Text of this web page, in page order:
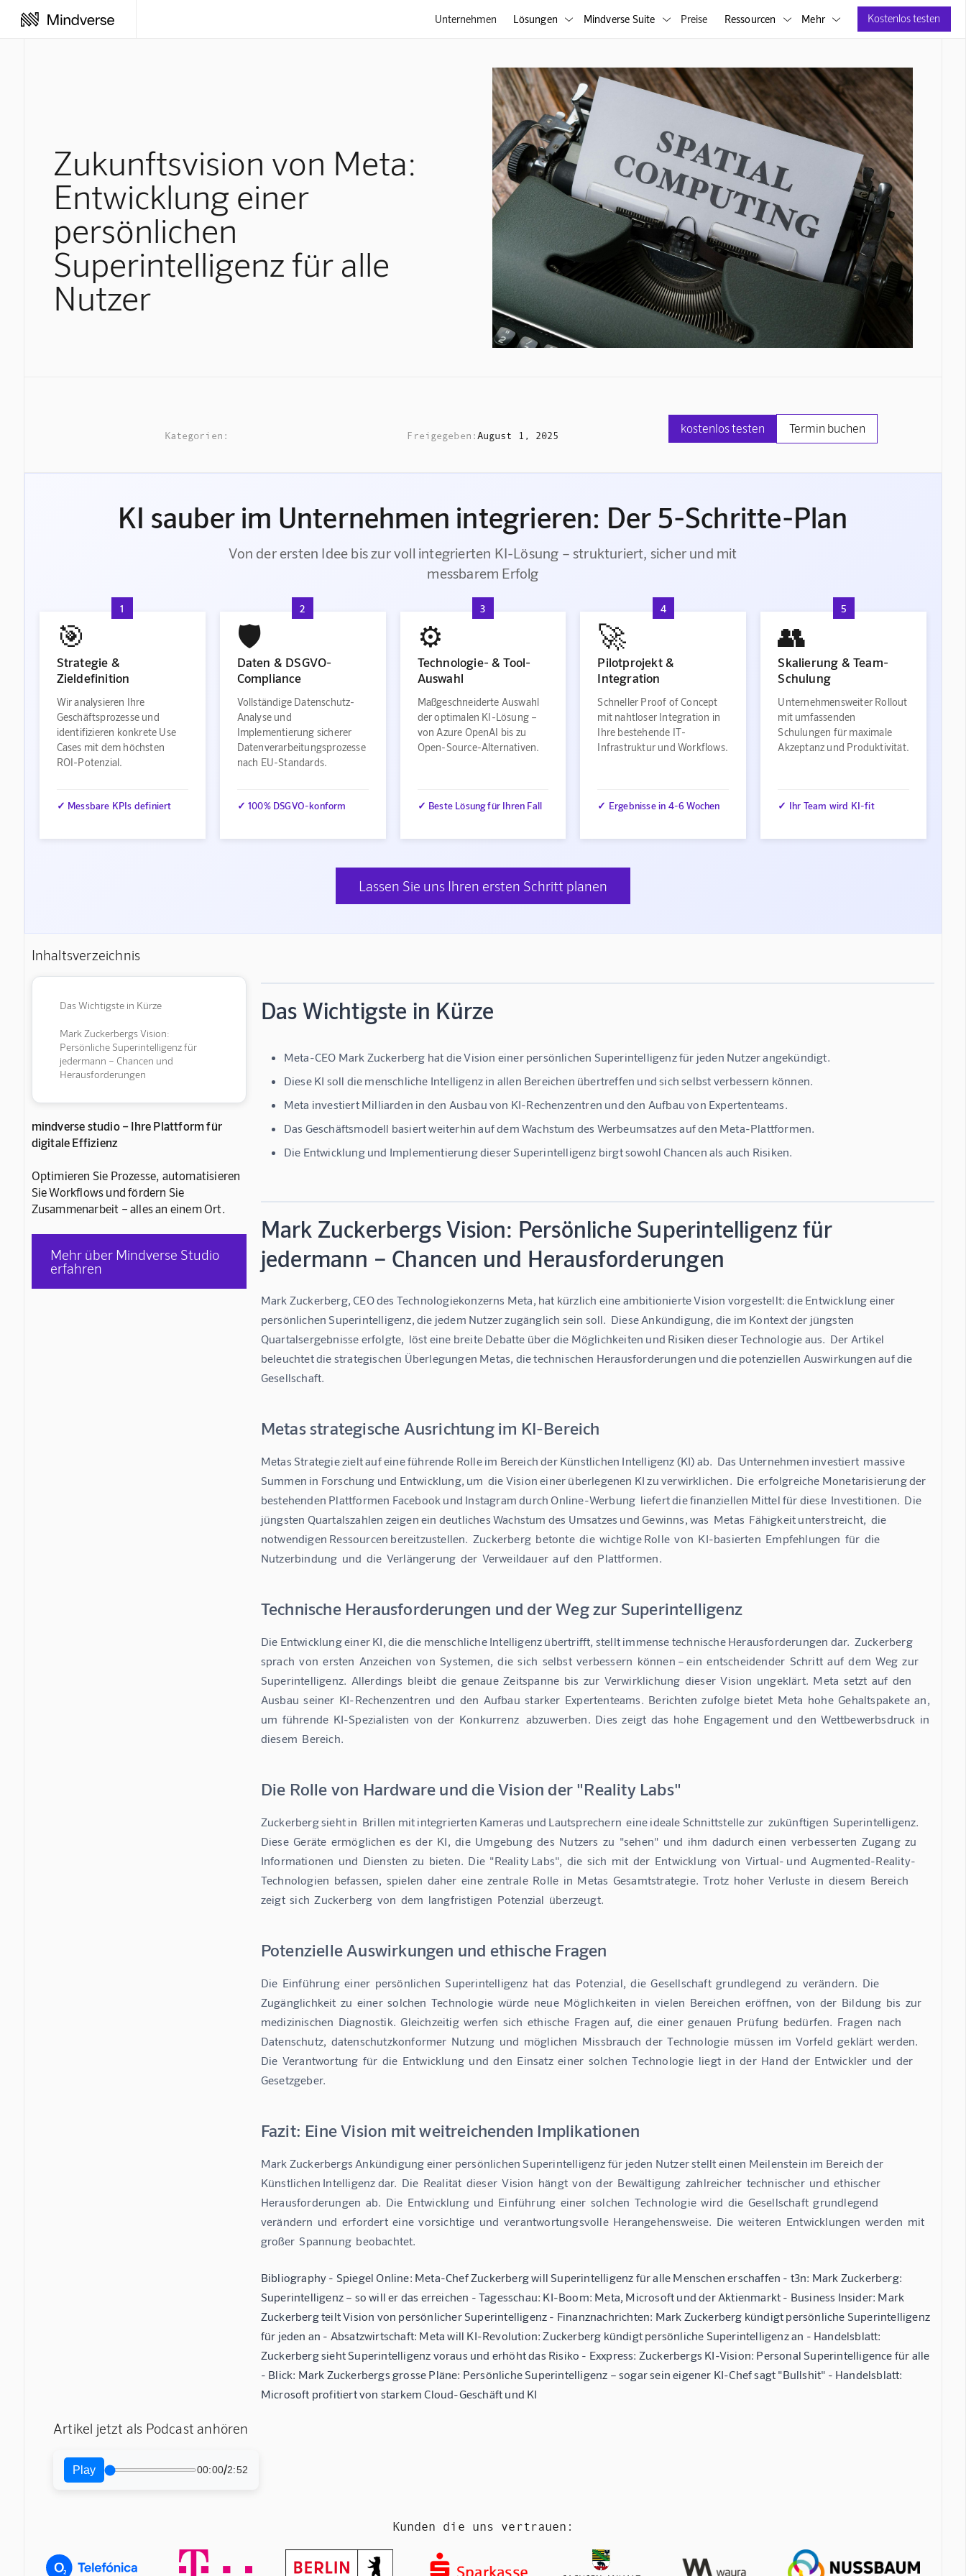
Unternehmen Lösungen  Mindverse Suite  Preise Ressourcen  Mehr  Kostenlos testen
Zukunftsvision von Meta:
Entwicklung einer
persönlichen
Superintelligenz für alle
Nutzer
Kategorien: Freigegeben:August 1, 2025
kostenlos testen Termin buchen
KI sauber im Unternehmen integrieren: Der 5-Schritte-Plan
Von der ersten Idee bis zur voll integrierten KI-Lösung – strukturiert, sicher und mit
messbarem Erfolg
1
🎯
Strategie &
Zieldefinition
Wir analysieren Ihre
Geschäftsprozesse und
identifizieren konkrete Use
Cases mit dem höchsten
ROI-Potenzial.
✓ Messbare KPIs definiert
2
🛡️
Daten & DSGVO-
Compliance
Vollständige Datenschutz-
Analyse und
Implementierung sicherer
Datenverarbeitungsprozesse
nach EU-Standards.
✓ 100% DSGVO-konform
3
⚙️
Technologie- & Tool-
Auswahl
Maßgeschneiderte Auswahl
der optimalen KI-Lösung –
von Azure OpenAI bis zu
Open-Source-Alternativen.
✓ Beste Lösung für Ihren Fall
4
🚀
Pilotprojekt &
Integration
Schneller Proof of Concept
mit nahtloser Integration in
Ihre bestehende IT-
Infrastruktur und Workflows.
✓ Ergebnisse in 4-6 Wochen
5
👥
Skalierung & Team-
Schulung
Unternehmensweiter Rollout
mit umfassenden
Schulungen für maximale
Akzeptanz und Produktivität.
✓ Ihr Team wird KI-fit
Lassen Sie uns Ihren ersten Schritt planen
Inhaltsverzeichnis
Das Wichtigste in Kürze
Mark Zuckerbergs Vision:
Persönliche Superintelligenz für
jedermann – Chancen und
Herausforderungen
mindverse studio – Ihre Plattform für
digitale Effizienz
Optimieren Sie Prozesse, automatisieren
Sie Workflows und fördern Sie
Zusammenarbeit – alles an einem Ort.
Mehr über Mindverse Studio
erfahren
Das Wichtigste in Kürze
Meta-CEO Mark Zuckerberg hat die Vision einer persönlichen Superintelligenz für jeden Nutzer angekündigt.
Diese KI soll die menschliche Intelligenz in allen Bereichen übertreffen und sich selbst verbessern können.
Meta investiert Milliarden in den Ausbau von KI-Rechenzentren und den Aufbau von Expertenteams.
Das Geschäftsmodell basiert weiterhin auf dem Wachstum des Werbeumsatzes auf den Meta-Plattformen.
Die Entwicklung und Implementierung dieser Superintelligenz birgt sowohl Chancen als auch Risiken.
Mark Zuckerbergs Vision: Persönliche Superintelligenz für
jedermann – Chancen und Herausforderungen
Mark Zuckerberg, CEO des Technologiekonzerns Meta, hat kürzlich eine ambitionierte Vision vorgestellt: die Entwicklung einer
persönlichen Superintelligenz, die jedem Nutzer zugänglich sein soll.  Diese Ankündigung, die im Kontext der jüngsten
Quartalsergebnisse erfolgte,  löst eine breite Debatte über die Möglichkeiten und Risiken dieser Technologie aus.  Der Artikel
beleuchtet die strategischen Überlegungen Metas, die technischen Herausforderungen und die potenziellen Auswirkungen auf die
Gesellschaft.
Metas strategische Ausrichtung im KI-Bereich
Metas Strategie zielt auf eine führende Rolle im Bereich der Künstlichen Intelligenz (KI) ab.  Das Unternehmen investiert  massive
Summen in Forschung und Entwicklung, um  die Vision einer überlegenen KI zu verwirklichen.  Die  erfolgreiche Monetarisierung der
bestehenden Plattformen Facebook und Instagram durch Online-Werbung  liefert die finanziellen Mittel für diese  Investitionen.  Die
jüngsten Quartalszahlen zeigen ein deutliches Wachstum des Umsatzes und Gewinns, was  Metas  Fähigkeit unterstreicht,  die
notwendigen Ressourcen bereitzustellen.  Zuckerberg  betonte  die  wichtige Rolle  von  KI-basierten  Empfehlungen  für  die
Nutzerbindung  und  die  Verlängerung  der  Verweildauer  auf  den  Plattformen.
Technische Herausforderungen und der Weg zur Superintelligenz
Die Entwicklung einer KI, die die menschliche Intelligenz übertrifft, stellt immense technische Herausforderungen dar.  Zuckerberg
sprach  von  ersten  Anzeichen  von  Systemen,  die  sich  selbst  verbessern  können – ein  entscheidender  Schritt  auf  dem  Weg  zur
Superintelligenz.  Allerdings  bleibt  die  genaue  Zeitspanne  bis  zur  Verwirklichung  dieser  Vision  ungeklärt.  Meta  setzt  auf  den
Ausbau  seiner  KI-Rechenzentren  und  den  Aufbau  starker  Expertenteams.  Berichten  zufolge  bietet  Meta  hohe  Gehaltspakete  an,
um  führende  KI-Spezialisten  von  der  Konkurrenz   abzuwerben.  Dies  zeigt  das  hohe  Engagement  und  den  Wettbewerbsdruck  in
diesem  Bereich.
Die Rolle von Hardware und die Vision der "Reality Labs"
Zuckerberg sieht in  Brillen mit integrierten Kameras und Lautsprechern  eine ideale Schnittstelle zur  zukünftigen  Superintelligenz.
Diese  Geräte  ermöglichen  es  der  KI,  die  Umgebung  des  Nutzers  zu  "sehen"  und  ihm  dadurch  einen  verbesserten  Zugang  zu
Informationen  und  Diensten  zu  bieten.  Die  "Reality Labs",  die  sich  mit  der  Entwicklung  von  Virtual- und  Augmented-Reality-
Technologien  befassen,  spielen  daher  eine  zentrale  Rolle  in  Metas  Gesamtstrategie.  Trotz  hoher  Verluste  in  diesem  Bereich
zeigt  sich  Zuckerberg  von  dem  langfristigen  Potenzial  überzeugt.
Potenzielle Auswirkungen und ethische Fragen
Die  Einführung  einer  persönlichen  Superintelligenz  hat  das  Potenzial,  die  Gesellschaft  grundlegend  zu  verändern.  Die
Zugänglichkeit  zu  einer  solchen  Technologie  würde  neue  Möglichkeiten  in  vielen  Bereichen  eröffnen,  von  der  Bildung  bis  zur
medizinischen  Diagnostik.  Gleichzeitig  werfen  sich  ethische  Fragen  auf,  die  einer  genauen  Prüfung  bedürfen.  Fragen  nach
Datenschutz,  datenschutzkonformer  Nutzung  und  möglichen  Missbrauch  der  Technologie  müssen  im  Vorfeld  geklärt  werden.
Die  Verantwortung  für  die  Entwicklung  und  den  Einsatz  einer  solchen  Technologie  liegt  in  der  Hand  der  Entwickler  und  der
Gesetzgeber.
Fazit: Eine Vision mit weitreichenden Implikationen
Mark Zuckerbergs Ankündigung einer persönlichen Superintelligenz für jeden Nutzer stellt einen Meilenstein im Bereich der
Künstlichen Intelligenz dar.  Die  Realität  dieser  Vision  hängt  von  der  Bewältigung  zahlreicher  technischer  und  ethischer
Herausforderungen  ab.  Die  Entwicklung  und  Einführung  einer  solchen  Technologie  wird  die  Gesellschaft  grundlegend
verändern  und  erfordert  eine  vorsichtige  und  verantwortungsvolle  Herangehensweise.  Die  weiteren  Entwicklungen  werden  mit
großer  Spannung  beobachtet.
Bibliography - Spiegel Online: Meta-Chef Zuckerberg will Superintelligenz für alle Menschen erschaffen - t3n: Mark Zuckerberg:
Superintelligenz – so will er das erreichen - Tagesschau: KI-Boom: Meta, Microsoft und der Aktienmarkt - Business Insider: Mark
Zuckerberg teilt Vision von persönlicher Superintelligenz - Finanznachrichten: Mark Zuckerberg kündigt persönliche Superintelligenz
für jeden an - Absatzwirtschaft: Meta will KI-Revolution: Zuckerberg kündigt persönliche Superintelligenz an - Handelsblatt:
Zuckerberg sieht Superintelligenz voraus und erhöht das Risiko - Exxpress: Zuckerbergs KI-Vision: Personal Superintelligence für alle
- Blick: Mark Zuckerbergs grosse Pläne: Persönliche Superintelligenz – sogar sein eigener KI-Chef sagt "Bullshit" - Handelsblatt:
Microsoft profitiert von starkem Cloud-Geschäft und KI
Artikel jetzt als Podcast anhören
Play 00:00/2:52
Kunden die uns vertrauen: